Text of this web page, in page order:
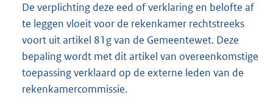
De verplichting deze eed of verklaring en belofte af
te leggen vloeit voor de rekenkamer rechtstreeks
voort uit artikel 81g van de Gemeentewet. Deze
bepaling wordt met dit artikel van overeenkomstige
toepassing verklaard op de externe leden van de
rekenkamercommissie.